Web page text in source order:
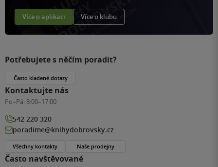
Více o aplikaci Více o klubu
Často navštěvované
Potřebujete s něčím poradit?
Často kladené dotazy
Kontaktujte nás
Po–Pá: 8:00–17:00
542 220 320
poradime@knihydobrovsky.cz
Všechny kontakty Naše prodejny